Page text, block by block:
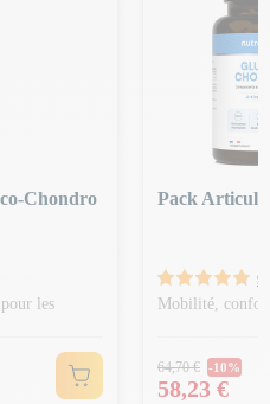
Chondro
les
Pack
9
Mobilité,
Prix
64,70 € -10%
Prix
58,23 €